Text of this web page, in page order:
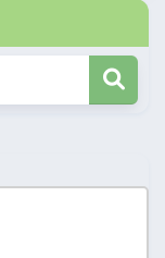
80%
50%